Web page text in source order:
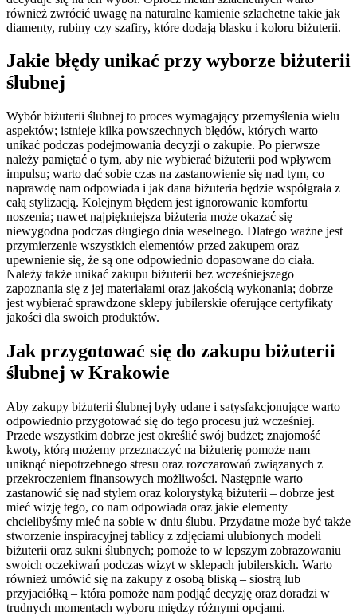
również zwrócić uwagę na naturalne kamienie szlachetne takie jak
diamenty, rubiny czy szafiry, które dodają blasku i koloru biżuterii.
Jakie błędy unikać przy wyborze biżuterii
ślubnej
Wybór biżuterii ślubnej to proces wymagający przemyślenia wielu
aspektów; istnieje kilka powszechnych błędów, których warto
unikać podczas podejmowania decyzji o zakupie. Po pierwsze
należy pamiętać o tym, aby nie wybierać biżuterii pod wpływem
impulsu; warto dać sobie czas na zastanowienie się nad tym, co
naprawdę nam odpowiada i jak dana biżuteria będzie współgrała z
całą stylizacją. Kolejnym błędem jest ignorowanie komfortu
noszenia; nawet najpiękniejsza biżuteria może okazać się
niewygodna podczas długiego dnia weselnego. Dlatego ważne jest
przymierzenie wszystkich elementów przed zakupem oraz
upewnienie się, że są one odpowiednio dopasowane do ciała.
Należy także unikać zakupu biżuterii bez wcześniejszego
zapoznania się z jej materiałami oraz jakością wykonania; dobrze
jest wybierać sprawdzone sklepy jubilerskie oferujące certyfikaty
jakości dla swoich produktów.
Jak przygotować się do zakupu biżuterii
ślubnej w Krakowie
Aby zakupy biżuterii ślubnej były udane i satysfakcjonujące warto
odpowiednio przygotować się do tego procesu już wcześniej.
Przede wszystkim dobrze jest określić swój budżet; znajomość
kwoty, którą możemy przeznaczyć na biżuterię pomoże nam
uniknąć niepotrzebnego stresu oraz rozczarowań związanych z
przekroczeniem finansowych możliwości. Następnie warto
zastanowić się nad stylem oraz kolorystyką biżuterii – dobrze jest
mieć wizję tego, co nam odpowiada oraz jakie elementy
chcielibyśmy mieć na sobie w dniu ślubu. Przydatne może być także
stworzenie inspiracyjnej tablicy z zdjęciami ulubionych modeli
biżuterii oraz sukni ślubnych; pomoże to w lepszym zobrazowaniu
swoich oczekiwań podczas wizyt w sklepach jubilerskich. Warto
również umówić się na zakupy z osobą bliską – siostrą lub
przyjaciółką – która pomoże nam podjąć decyzję oraz doradzi w
trudnych momentach wyboru między różnymi opcjami.